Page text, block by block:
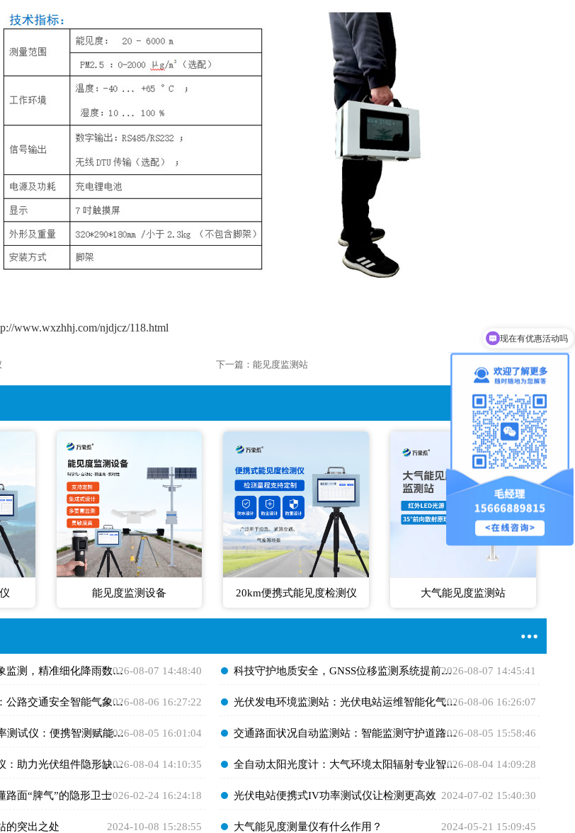
www.wxzhhj.com/njdjcz/118.html
下一篇：能见度监测站
能见度监测设备 20km便携式能见度检测仪 大气能见度监测站
2026-08-07 14:48:40
准细化降雨数据助力防灾减灾 2026-08-07 14:45:41
​科技守护地质安全，GNSS位移监测系统提前预警灾害风险
2026-08-06 16:27:22
交通安全智能气象预警设备 2026-08-06 16:26:07
​光伏发电环境监测站：光伏电站运维智能化气象监测设备
2026-08-05 16:01:04
：便携智测赋能光伏高效运维 2026-08-05 15:58:46
​交通路面状况自动监测站：智能监测守护道路通行安全畅通
2026-08-04 14:10:35
光伏组件隐形缺陷高效排查 2026-08-04 14:09:28
​全自动太阳光度计：大气环境太阳辐射专业智能监测设备
2026-02-24 16:24:18
路面“脾气”的隐形卫士 2024-07-02 15:40:30
​光伏电站便携式IV功率测试仪让检测更高效
2024-10-08 15:28:55
的突出之处 2024-05-21 15:09:45
​大气能见度测量仪有什么作用？
可以介绍下你们的产品么